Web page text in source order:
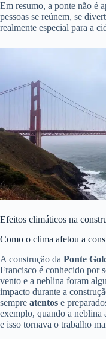
Em resumo, a ponte não é
pessoas se reúnem, se
realmente especial para a
Efeitos climáticos na
Como o clima afetou a
A construção da Ponte
Francisco é conhecido por
vento e a neblina foram
impacto durante a
sempre atentos e
exemplo, quando a
e isso tornava o trabalho